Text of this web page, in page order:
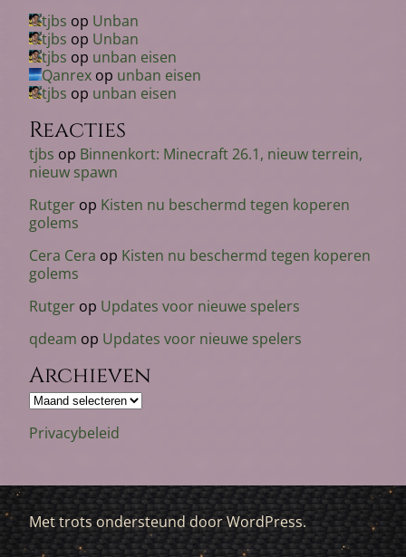
tjbs op Unban
tjbs op Unban
tjbs op unban eisen
Qanrex op unban eisen
tjbs op unban eisen
Reacties
tjbs op Binnenkort: Minecraft 26.1, nieuw terrein,
nieuw spawn
Rutger op Kisten nu beschermd tegen koperen
golems
Cera Cera op Kisten nu beschermd tegen koperen
golems
Rutger op Updates voor nieuwe spelers
qdeam op Updates voor nieuwe spelers
Archieven
Archieven
Privacybeleid
Met trots ondersteund door WordPress.